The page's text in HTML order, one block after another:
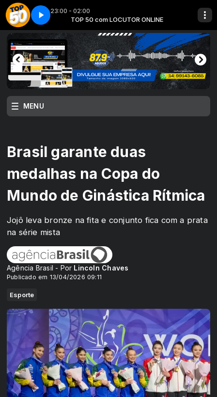
23:00 - 02:00
TOP 50 com LOCUTOR ONLINE
Top 50 - Parte 07
MENU
Brasil garante duas
medalhas na Copa do
Mundo de Ginástica Rítmica
Jojô leva bronze na fita e conjunto fica com a prata
na série mista
Agência Brasil - Por Lincoln Chaves
Publicado em 13/04/2026 09:11
Esporte